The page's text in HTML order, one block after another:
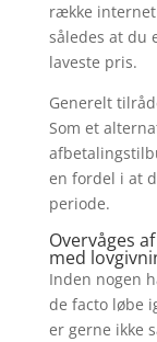
række
således at du
laveste pris.
Generelt
Som et
en fordel i at
periode.
Overvåges
med
Inden nogen
de facto løbe
er gerne ikke